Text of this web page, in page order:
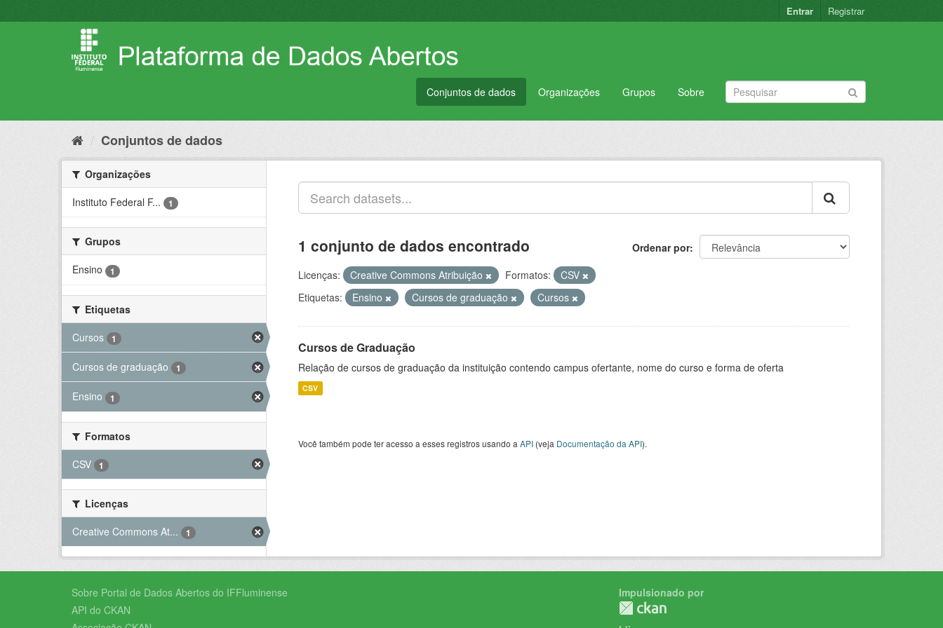
para
Entrar Registrar
Conjuntos de dados Organizações Grupos Sobre
Conjuntos de dados
Organizações
Instituto Federal F...
1
Grupos
Ensino
1
Etiquetas
Cursos
1
Cursos de graduação 1
Ensino 1
Formatos
CSV
1
Licenças
Creative Commons At...
1
Ordenar por
1 conjunto de dados encontrado
Licenças: Creative Commons Atribuição Formatos:
CSV
Etiquetas:
Ensino Cursos de graduação Cursos
Cursos de Graduação
Relação de cursos de graduação da instituição contendo campus ofertante, nome do curso e forma de oferta
CSV
Você também pode ter acesso a esses registros usando a API (veja Documentação da API).
Sobre Portal de Dados Abertos do IFFluminense
API do CKAN
Impulsionado por